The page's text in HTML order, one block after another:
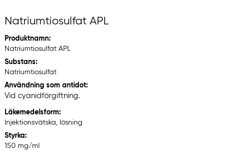
Natriumtiosulfat APL
Produktnamn:
Natriumtiosulfat APL
Substans:
Natriumtiosulfat
Användning som antidot:
Vid cyanidförgiftning.
Läkemedelsform:
Injektionsvätska, lösning
Styrka:
150 mg/ml